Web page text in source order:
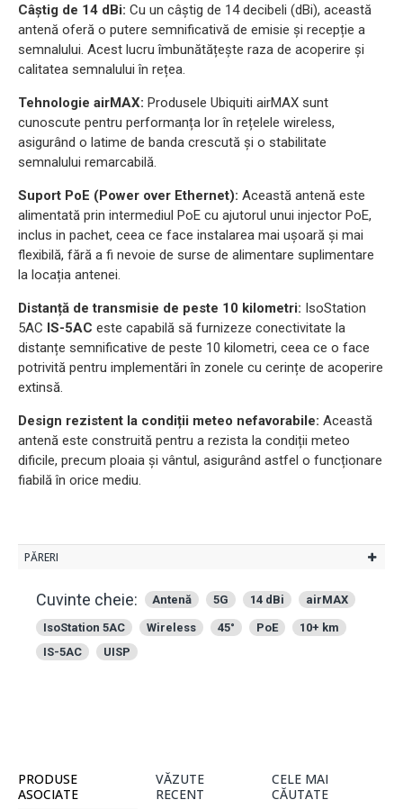
Câștig de 14 dBi: Cu un câștig de 14 decibeli (dBi), această
antenă oferă o putere semnificativă de emisie și recepție a
semnalului. Acest lucru îmbunătățește raza de acoperire și
calitatea semnalului în rețea.
Tehnologie airMAX: Produsele Ubiquiti airMAX sunt
cunoscute pentru performanța lor în rețelele wireless,
asigurând o latime de banda crescută și o stabilitate
semnalului remarcabilă.
Suport PoE (Power over Ethernet): Această antenă este
alimentată prin intermediul PoE cu ajutorul unui injector PoE,
inclus in pachet, ceea ce face instalarea mai ușoară și mai
flexibilă, fără a fi nevoie de surse de alimentare suplimentare
la locația antenei.
Distanță de transmisie de peste 10 kilometri: IsoStation
5AC IS-5AC este capabilă să furnizeze conectivitate la
distanțe semnificative de peste 10 kilometri, ceea ce o face
potrivită pentru implementări în zonele cu cerințe de acoperire
extinsă.
Design rezistent la condiții meteo nefavorabile: Această
antenă este construită pentru a rezista la condiții meteo
dificile, precum ploaia și vântul, asigurând astfel o funcționare
fiabilă în orice mediu.
PĂRERI
Cuvinte cheie: Antenă 5G 14 dBi airMAX
IsoStation 5AC Wireless 45° PoE
10+ km
IS-5AC
UISP
PRODUSE
ASOCIATE
VĂZUTE
RECENT
CELE MAI
CĂUTATE